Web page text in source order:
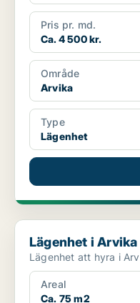
Pris pr. md.
Ca. 4 500 kr.
Område
Arvika
Type
Lägenhet
Lägenhet i Arvika
Lägenhet i Arvika
Areal
Ca. 75 m2